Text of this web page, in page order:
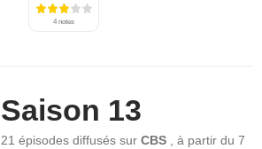
4 notes
Saison 13
21 épisodes diffusés surCBS ,à partir du7